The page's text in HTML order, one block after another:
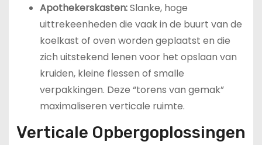
Apothekerskasten:Slanke, hoge
uittrekeenheden die vaak in de buurt van de
koelkast of oven worden geplaatst en die
zich uitstekend lenen voor het opslaan van
kruiden, kleine flessen of smalle
verpakkingen. Deze “torens van gemak”
maximaliseren verticale ruimte.
Verticale Opbergoplossingen